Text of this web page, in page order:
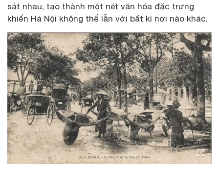
sát nhau, tạo thành một nét văn hóa đặc trưng
khiến Hà Nội không thể lẫn với bất kì nơi nào khác.